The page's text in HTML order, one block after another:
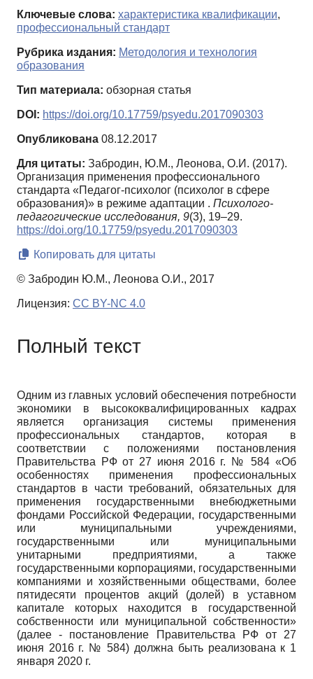
Ключевые слова: характеристика квалификации,
профессиональный стандарт
Рубрика издания: Методология и технология
образования
Тип материала: обзорная статья
DOI: https://doi.org/10.17759/psyedu.2017090303
Опубликована 08.12.2017
Для цитаты: Забродин, Ю.М., Леонова, О.И. (2017).
Организация применения профессионального
стандарта «Педагог-психолог (психолог в сфере
образования)» в режиме адаптации . Психолого-
педагогические исследования, 9(3), 19–29.
https://doi.org/10.17759/psyedu.2017090303
Копировать для цитаты
© Забродин Ю.М., Леонова О.И., 2017
Лицензия: CC BY-NC 4.0
Полный текст
Одним из главных условий обеспечения потребности
экономики в высококвалифицированных кадрах
является организация системы применения
профессиональных стандартов, которая в
соответствии с положениями постановления
Правительства РФ от 27 июня 2016 г. № 584 «Об
особенностях применения профессиональных
стандартов в части требований, обязательных для
применения государственными внебюджетными
фондами Российской Федерации, государственными
или муниципальными учреждениями,
государственными или муниципальными
унитарными предприятиями, а также
государственными корпорациями, государственными
компаниями и хозяйственными обществами, более
пятидесяти процентов акций (долей) в уставном
капитале которых находится в государственной
собственности или муниципальной собственности»
(далее - постановление Правительства РФ от 27
июня 2016 г. № 584) должна быть реализована к 1
января 2020 г.